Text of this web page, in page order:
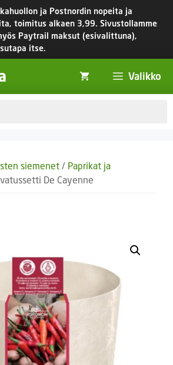
ja Postnordin nopeita ja
toimitus alkaen 3,99. Sivustollamme
Paytrail maksut (esivalittuna),
itse.
Valikko
siemenet / Paprikat ja
De Cayenne